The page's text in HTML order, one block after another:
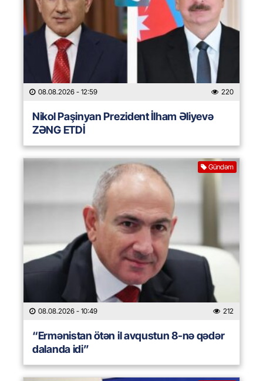
08.08.2026 - 12:59 220
Nikol Paşinyan Prezident İlham Əliyevə
ZƏNG ETDİ
Gündəm
08.08.2026 - 10:49 212
“Ermənistan ötən il avqustun 8-nə qədər
dalanda idi”